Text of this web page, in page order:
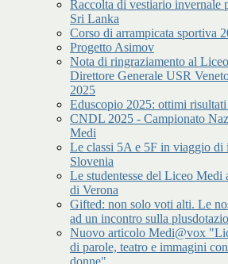
Raccolta di vestiario invernale
Sri Lanka
Corso di arrampicata sportiva
Progetto Asimov
Nota di ringraziamento al
Direttore Generale USR
2025
Eduscopio 2025: ottimi
CNDL 2025 - Campionato
Medi
Le classi 5A e 5F in viaggio di
Slovenia
Le studentesse del Liceo Medi
di Verona
Gifted: non solo voti alti. Le
ad un incontro sulla
Nuovo articolo Medi@vox
di parole, teatro e immagini